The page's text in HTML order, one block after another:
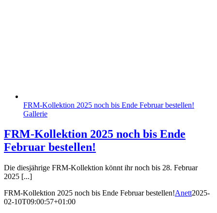
FRM-Kollektion 2025 noch bis Ende Februar bestellen!
Gallerie
FRM-Kollektion 2025 noch bis Ende
Februar bestellen!
Die diesjährige FRM-Kollektion könnt ihr noch bis 28. Februar
2025 [...]
FRM-Kollektion 2025 noch bis Ende Februar bestellen!Anett2025-
02-10T09:00:57+01:00